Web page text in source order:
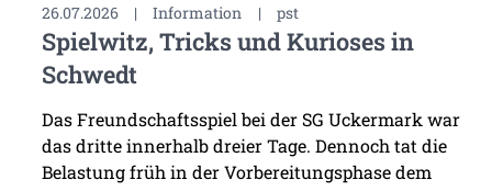
26.07.2026 | Information | pst
Spielwitz, Tricks und Kurioses in
Schwedt
Das Freundschaftsspiel bei der SG Uckermark war
das dritte innerhalb dreier Tage. Dennoch tat die
Belastung früh in der Vorbereitungsphase dem